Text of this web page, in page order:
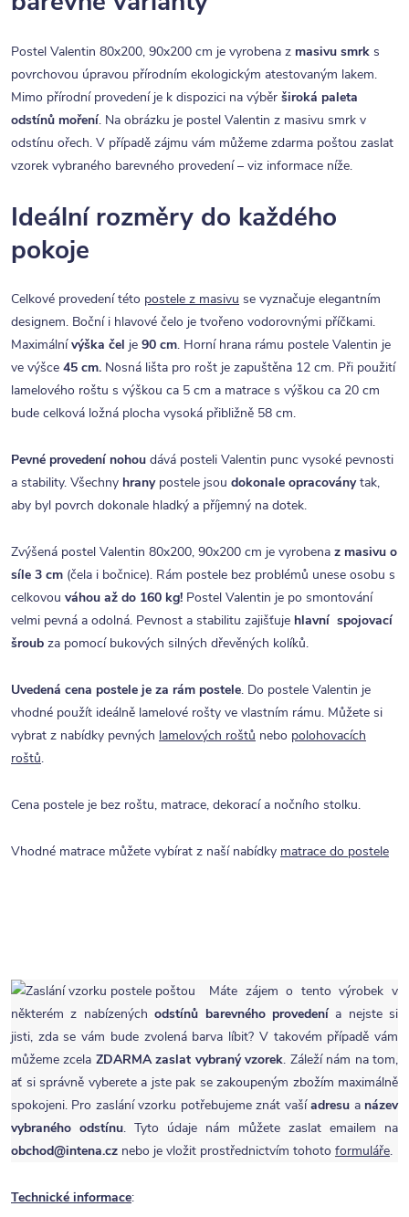
Postel Valentin 80x200, 90x200 cm je vyrobena z masivu smrk s
povrchovou úpravou přírodním ekologickým atestovaným lakem.
Mimo přírodní provedení je k dispozici na výběr široká paleta
odstínů moření. Na obrázku je postel Valentin z masivu smrk v
odstínu ořech. V případě zájmu vám můžeme zdarma poštou zaslat
vzorek vybraného barevného provedení – viz informace níže.
Ideální rozměry do každého
pokoje
Celkové provedení této postele z masivu se vyznačuje elegantním
designem. Boční i hlavové čelo je tvořeno vodorovnými příčkami.
Maximálnívýška čel je 90 cm. Horní hrana rámu postele Valentin je
ve výšce 45 cm. Nosná lišta pro rošt je zapuštěna 12 cm. Při použití
lamelového roštu s výškou ca 5 cm a matrace s výškou ca 20 cm
bude celková ložná plocha vysoká přibližně 58 cm.
Pevné provedení nohou dává posteli Valentin punc vysoké pevnosti
a stability. Všechny hranypostele jsou dokonale opracoványtak,
aby byl povrch dokonale hladký a příjemný na dotek.
Zvýšená postel Valentin 80x200, 90x200 cm je vyrobena z masivu o
síle 3 cm (čela i bočnice). Rám postele bez problémů unese osobu s
celkovou váhou až do 160 kg! Postel Valentin je po smontování
velmi pevná a odolná. Pevnost a stabilitu zajišťuje hlavní spojovací
šroub za pomocí bukových silných dřevěných kolíků.
Uvedená cena postele je za rám postele. Do postele Valentin je
vhodné použít ideálně lamelové rošty ve vlastním rámu. Můžete si
vybrat z nabídky pevných lamelových roštů nebo polohovacích
roštů.
Cena postele je bez roštu, matrace, dekorací a nočního stolku.
Vhodné matrace můžete vybírat z naší nabídky matrace do postele
Máte zájem o tento výrobek v
některém z nabízenýchodstínů barevného provedenía nejste si
jisti, zda se vám bude zvolená barva líbit? V takovém případě vám
můžeme zcela ZDARMA zaslat vybraný vzorek. Záleží nám na tom,
ať si správně vyberete a jste pak se zakoupeným zbožím maximálně
spokojeni. Pro zaslání vzorku potřebujeme znát vašíadresu a název
vybraného odstínu. Tyto údaje nám můžete zaslat emailem na
obchod@intena.cz nebo je vložit prostřednictvím tohoto formuláře.
Technické informace: